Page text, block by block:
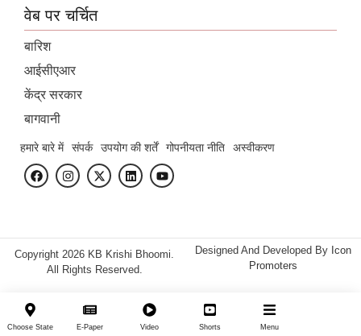
वेब पर चर्चित
बारिश
आईसीएआर
केंद्र सरकार
बागवानी
हमारे बारे में संपर्क उपयोग की शर्तें गोपनीयता नीति अस्वीकरण
Copyright 2026 KB Krishi Bhoomi.
All Rights Reserved.
Designed And Developed By Icon
Promoters
Choose State E-Paper Video Shorts Menu